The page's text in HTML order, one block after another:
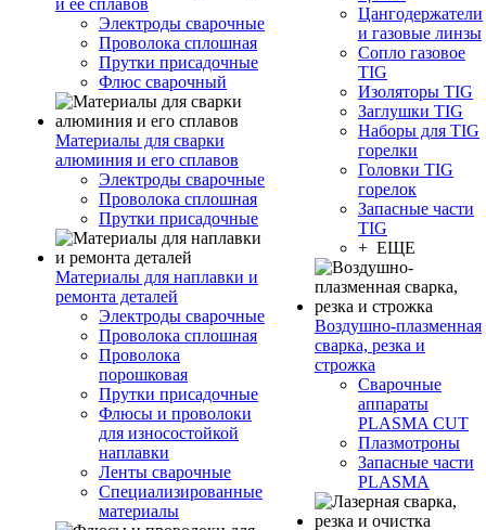
и ее сплавов
Электроды сварочные
Проволока сплошная
Прутки присадочные
Флюс сварочный
Материалы для сварки
алюминия и его сплавов
Электроды сварочные
Проволока сплошная
Прутки присадочные
Материалы для наплавки и
ремонта деталей
Электроды сварочные
Проволока сплошная
Проволока
порошковая
Прутки присадочные
Флюсы и проволоки
для износостойкой
наплавки
Ленты сварочные
Специализированные
материалы
Цангодержатели
и газовые линзы
Сопло газовое
TIG
Изоляторы TIG
Заглушки TIG
Наборы для TIG
горелки
Головки TIG
горелок
Запасные части
TIG
+ ЕЩЕ
Воздушно-плазменная
сварка, резка и
строжка
Сварочные
аппараты
PLASMA CUT
Плазмотроны
Запасные части
PLASMA